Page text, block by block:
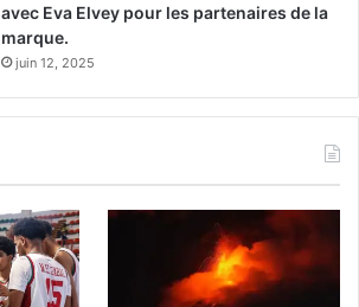
avec Eva Elvey pour les partenaires de la
marque.
juin 12, 2025